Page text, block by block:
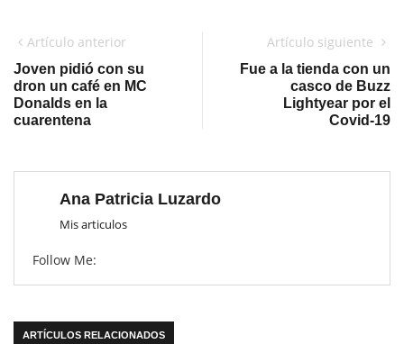
Artículo anterior
Joven pidió con su
dron un café en MC
Donalds en la
cuarentena
Artículo siguiente
Fue a la tienda con un
casco de Buzz
Lightyear por el
Covid-19
Ana Patricia Luzardo
Mis articulos
Follow Me:
ARTÍCULOS RELACIONADOS